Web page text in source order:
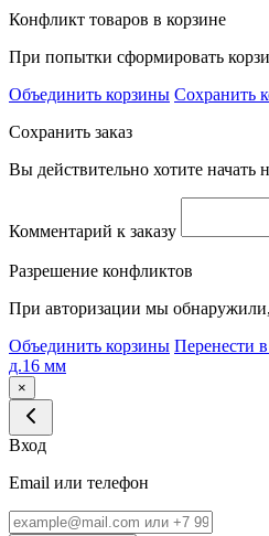
Конфликт товаров в корзине
При попытки сформировать
Объединить корзины Сохранить
Сохранить заказ
Вы действительно хотите
Комментарий к заказу
Разрешение конфликтов
При авторизации мы
Объединить корзины Перенести
д.16 мм
×
Вход
Email или телефон